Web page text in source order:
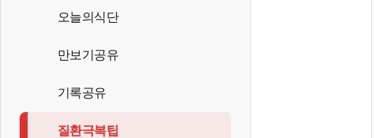
오늘의식단
만보기공유
기록공유
질환극복팁